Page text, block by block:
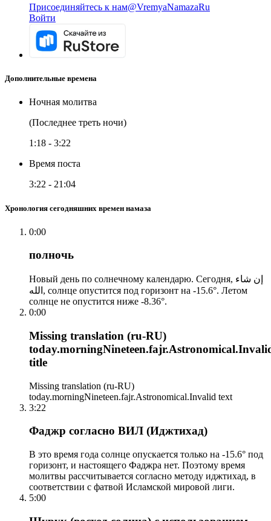
Присоединяйтесь к нам@VremyaNamazaRu
Войти
Дополнительные времена
Ночная молитва
(Последнее треть ночи)
1:18 - 3:22
Время поста
3:22 - 21:04
Хронология сегодняшних времен намаза
0:00
полночь
Новый день по солнечному календарю. Сегодня, إن شاء
الله, солнце опустится под горизонт на -15.6°. Летом
солнце не опустится ниже -8.36°.
0:00
Missing translation (ru-RU)
title
Missing translation (ru-RU)
today.morningNineteen.fajr.Astronomical.Invalid text
3:22
Фаджр согласно ВИЛ (Иджтихад)
В это время года солнце опускается только на -15.6° под
горизонт, и настоящего Фаджра нет. Поэтому время
молитвы рассчитывается согласно методу иджтихад, в
соответствии с фатвой Исламской мировой лиги.
5:00